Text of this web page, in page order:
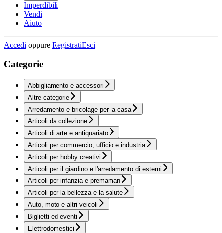
Imperdibili
Vendi
Aiuto
Accedi oppure RegistratiEsci
Categorie
Abbigliamento e accessori
Altre categorie
Arredamento e bricolage per la casa
Articoli da collezione
Articoli di arte e antiquariato
Articoli per commercio, ufficio e industria
Articoli per hobby creativi
Articoli per il giardino e l'arredamento di esterni
Articoli per infanzia e premaman
Articoli per la bellezza e la salute
Auto, moto e altri veicoli
Biglietti ed eventi
Elettrodomestici